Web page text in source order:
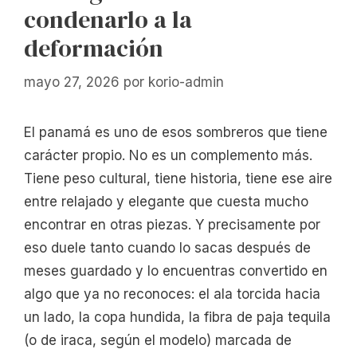
condenarlo a la
deformación
mayo 27, 2026 por korio-admin
El panamá es uno de esos sombreros que tiene
carácter propio. No es un complemento más.
Tiene peso cultural, tiene historia, tiene ese aire
entre relajado y elegante que cuesta mucho
encontrar en otras piezas. Y precisamente por
eso duele tanto cuando lo sacas después de
meses guardado y lo encuentras convertido en
algo que ya no reconoces: el ala torcida hacia
un lado, la copa hundida, la fibra de paja tequila
(o de iraca, según el modelo) marcada de